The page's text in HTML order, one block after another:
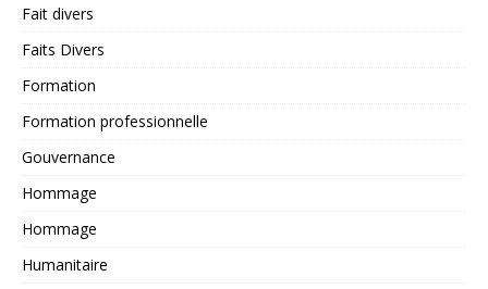
Fait divers
Faits Divers
Formation
Formation professionnelle
Gouvernance
Hommage
Hommage
Humanitaire